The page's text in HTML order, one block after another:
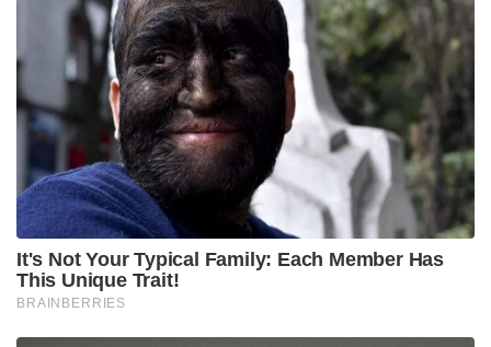
ഗ്രാം കഞ്ചാവ്, സിറിഞ്ച്, എംഡിഎംഎ
സൂക്ഷിക്കാനുള്ള പൊതികൾ എന്നിവ കണ്ടെത്തി.
ഇതോടൊപ്പം അനേകം സിപ് ലോക് കവറുകളും
എക്സൈസിന് ലഭിച്ചിട്ടുണ്ട്. എംഡിഎംഎ വിതരണം
ചെയ്യുന്ന ഇടനിലക്കാരാണോ പ്രതികൾ എന്ന
സംശയവും അധികൃതർക്കുണ്ട്. തിരുവനന്തപുരത്തു
നിന്നാണ് ഇവർ ലഹരി മരുന്നുകൾ വാങ്ങിയത്
എന്നാണ് അറിയുന്നത്. ഇതേ തുടർന്ന്
തിരുവനന്തപുരം ജില്ലയിൽ പോലീസ് എക്സൈസ്
സംഘം വ്യാപകമായ അന്വേഷണമാണ് നടത്തുന്നത്.
Tags:
MDMA YOUNGSTERS ARRESTED